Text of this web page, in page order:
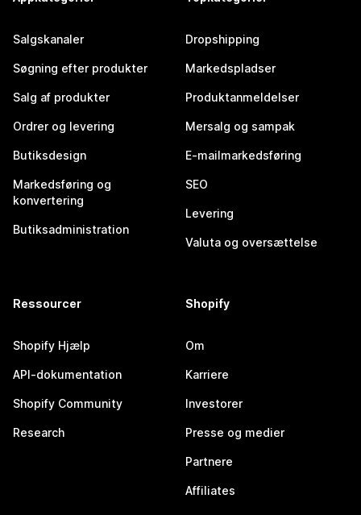
Salgskanaler
Søgning efter produkter
Salg af produkter
Ordrer og levering
Butiksdesign
Markedsføring og
konvertering
Butiksadministration
Dropshipping
Markedspladser
Produktanmeldelser
Mersalg og sampak
E-mailmarkedsføring
SEO
Levering
Valuta og oversættelse
Ressourcer
Shopify Hjælp
API-dokumentation
Shopify Community
Research
Shopify
Om
Karriere
Investorer
Presse og medier
Partnere
Affiliates